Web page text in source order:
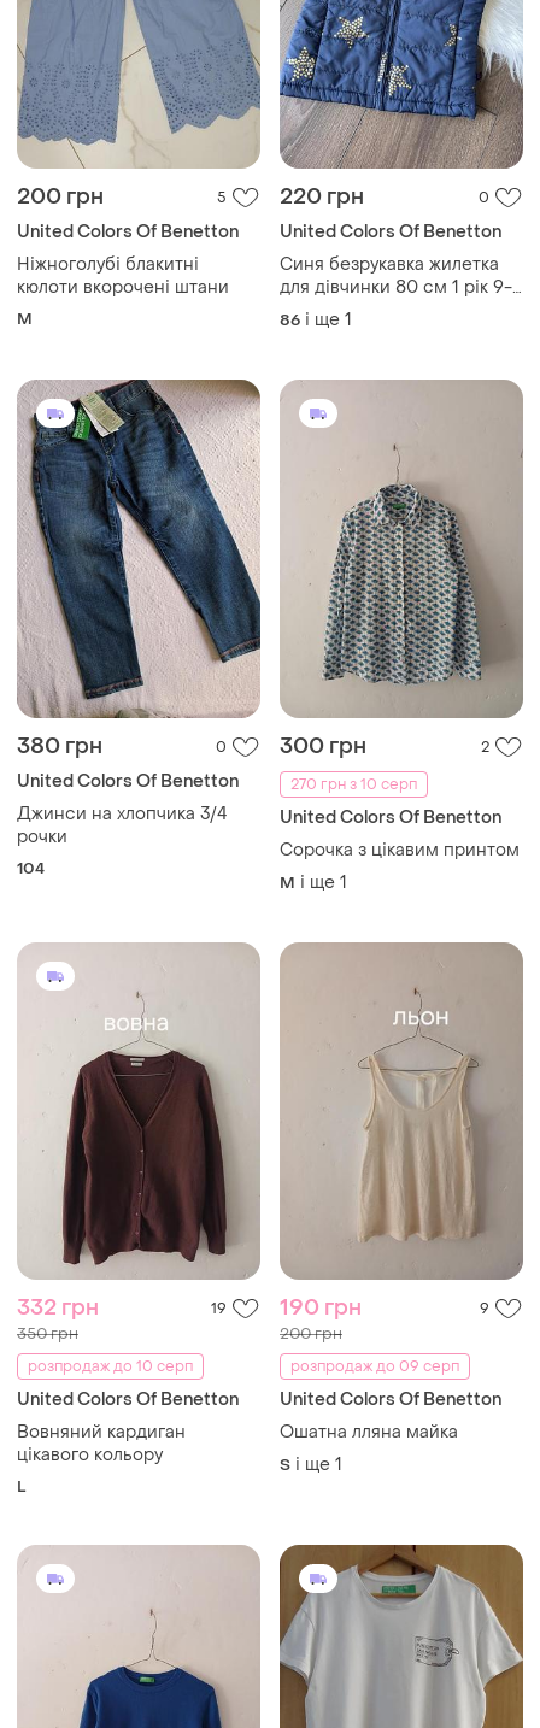
200 грн 5
United Colors Of Benetton
Ніжноголубі блакитні
кюлоти вкорочені штани
M
220 грн 0
United Colors Of Benetton
Синя безрукавка жилетка
для дівчинки 80 см 1 рік 9-
12 міс 12-18 міс з
блискучими зірками на
of benetton
86 і ще 1
380 грн 0
United Colors Of Benetton
Джинси на хлопчика 3/4
рочки
104
300 грн
2
270 грн з 10 серп
United Colors Of Benetton
Сорочка з цікавим принтом
M і ще 1
332 грн 19
350 грн
розпродаж до 10 серп
United Colors Of Benetton
Вовняний кардиган
цікавого кольору
L
190 грн 9
200 грн
розпродаж до 09 серп
United Colors Of Benetton
Ошатна лляна майка
S і ще 1